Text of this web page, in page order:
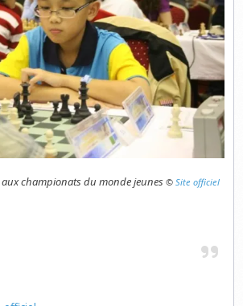
championats du monde jeunes© Site officiel